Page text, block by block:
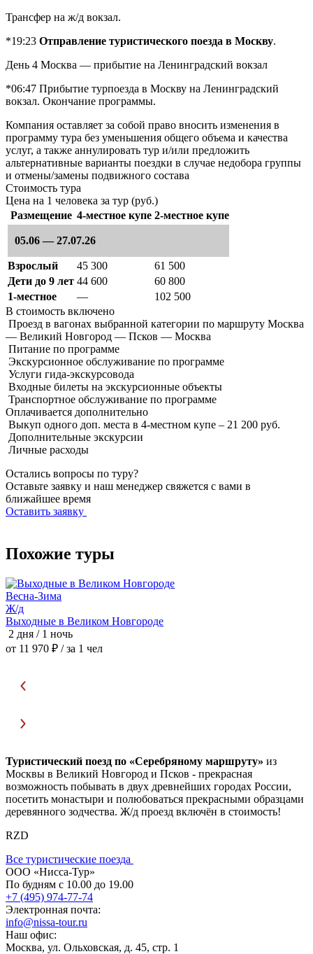
Трансфер на ж/д вокзал.
*19:23 Отправление туристического поезда в Москву.
День 4 Москва — прибытие на Ленинградский вокзал
*06:47 Прибытие турпоезда в Москву на Ленинградский
вокзал. Окончание программы.
Компания оставляет за собой право вносить изменения в
программу тура без уменьшения общего объема и качества
услуг, а также аннулировать тур и/или предложить
альтернативные варианты поездки в случае недобора группы
и отмены/замены подвижного состава
Стоимость тура
Цена на 1 человека за тур (руб.)
Размещение 4-местное купе 2-местное купе
05.06 — 27.07.26
Взрослый 45 300
61 500
Дети до 9 лет 44 600
60 800
1-местное
—
102 500
В стоимость включено
Проезд в вагонах выбранной категории по маршруту Москва
— Великий Новгород — Псков — Москва
Питание по программе
Экскурсионное обслуживание по программе
Услуги гида-экскурсовода
Входные билеты на экскурсионные объекты
Транспортное обслуживание по программе
Оплачивается дополнительно
Выкуп одного доп. места в 4-местном купе – 21 200 руб.
Дополнительные экскурсии
Личные расходы
Остались вопросы по туру?
Оставьте заявку и наш менеджер свяжется с вами в
ближайшее время
Оставить заявку
Похожие туры
Весна-Зима
Ж/д
Выходные в Великом Новгороде
2 дня / 1 ночь
от 11 970 ₽ / за 1 чел
Туристический поезд по «Серебряному маршруту» из
Москвы в Великий Новгород и Псков - прекрасная
возможность побывать в двух древнейших городах России,
посетить монастыри и полюбоваться прекрасными образцами
деревянного зодчества. Ж/д проезд включён в стоимость!
RZD
Все туристические поезда
ООО «Нисса-Тур»
По будням с 10.00 до 19.00
+7 (495) 974-77-74
Электронная почта:
info@nissa-tour.ru
Наш офис:
Москва, ул. Ольховская, д. 45, стр. 1